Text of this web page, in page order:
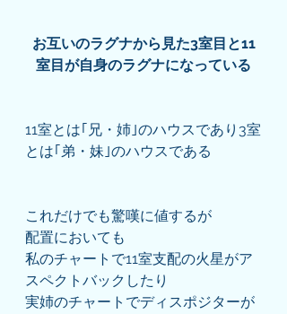
お互いのラグナから見た3室目と11
室目が自身のラグナになっている
11室とは｢兄・姉｣のハウスであり3室
とは｢弟・妹｣のハウスである
これだけでも驚嘆に値するが
配置においても
私のチャートで11室支配の火星がア
スペクトバックしたり
実姉のチャートでディスポジターが